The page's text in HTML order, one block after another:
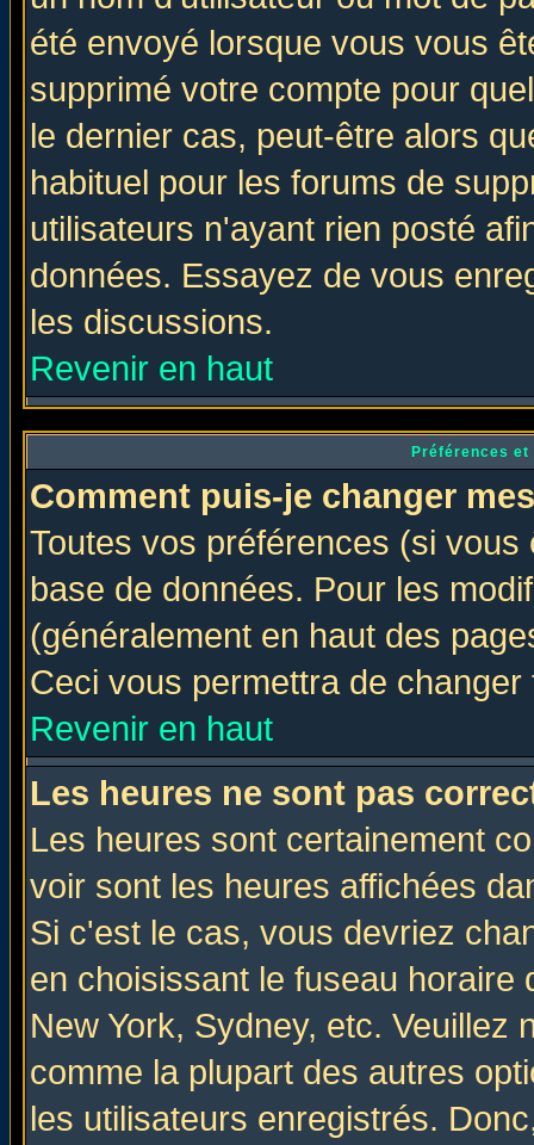
été envoyé lorsque vous vous
supprimé votre compte pour
le dernier cas, peut-être alors
habituel pour les forums de
utilisateurs n'ayant rien posté
données. Essayez de vous
les discussions.
Revenir en haut
Préférences
Comment puis-je changer
Toutes vos préférences (si
base de données. Pour les
(généralement en haut des
Ceci vous permettra de
Revenir en haut
Les heures ne sont pas
Les heures sont certainement
voir sont les heures affichées
Si c'est le cas, vous devriez
en choisissant le fuseau
New York, Sydney, etc. Veuillez
comme la plupart des autres
les utilisateurs enregistrés.